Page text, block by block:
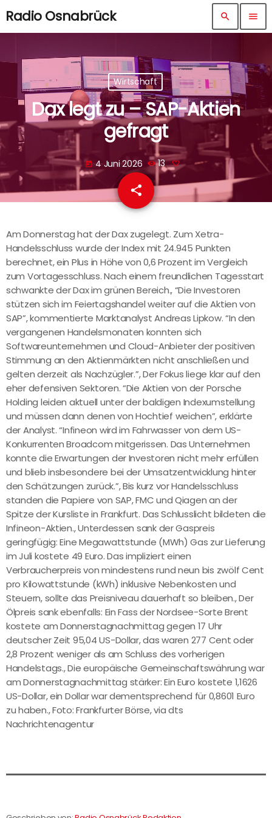
Radio Osnabrück search menu
Wirtschaft
Dax legt zu – SAP-Aktien
gefragt
today 4 Juni 2026 13
share
email
Am Donnerstag hat der Dax zugelegt. Zum Xetra-
Handelsschluss wurde der Index mit 24.945 Punkten
berechnet, ein Plus in Höhe von 0,6 Prozent im Vergleich
zum Vortagesschluss. Nach einem freundlichen Tagesstart
schwankte der Dax im grünen Bereich., “Die Investoren
stützen sich im Feiertagshandel weiter auf die Aktien von
SAP”, kommentierte Marktanalyst Andreas Lipkow. “In den
vergangenen Handelsmonaten konnten sich
Softwareunternehmen und Cloud-Anbieter der positiven
Stimmung an den Aktienmärkten nicht anschließen und
gelten derzeit als Nachzügler.”, Der Fokus liege klar auf den
eher defensiven Sektoren. “Die Aktien von der Porsche
Holding leiden aktuell unter der baldigen Indexumstellung
und müssen dann denen von Hochtief weichen”, erklärte
der Analyst. “Infineon wird im Fahrwasser von dem US-
Konkurrenten Broadcom mitgerissen. Das Unternehmen
konnte die Erwartungen der Investoren nicht mehr erfüllen
und blieb insbesondere bei der Umsatzentwicklung hinter
den Schätzungen zurück.”, Bis kurz vor Handelsschluss
standen die Papiere von SAP, FMC und Qiagen an der
Spitze der Kursliste in Frankfurt. Das Schlusslicht bildeten die
Infineon-Aktien., Unterdessen sank der Gaspreis
geringfügig: Eine Megawattstunde (MWh) Gas zur Lieferung
im Juli kostete 49 Euro. Das impliziert einen
Verbraucherpreis von mindestens rund neun bis zwölf Cent
pro Kilowattstunde (kWh) inklusive Nebenkosten und
Steuern, sollte das Preisniveau dauerhaft so bleiben., Der
Ölpreis sank ebenfalls: Ein Fass der Nordsee-Sorte Brent
kostete am Donnerstagnachmittag gegen 17 Uhr
deutscher Zeit 95,04 US-Dollar, das waren 277 Cent oder
2,8 Prozent weniger als am Schluss des vorherigen
Handelstags., Die europäische Gemeinschaftswährung war
am Donnerstagnachmittag stärker: Ein Euro kostete 1,1626
US-Dollar, ein Dollar war dementsprechend für 0,8601 Euro
zu haben., Foto: Frankfurter Börse, via dts
Nachrichtenagentur